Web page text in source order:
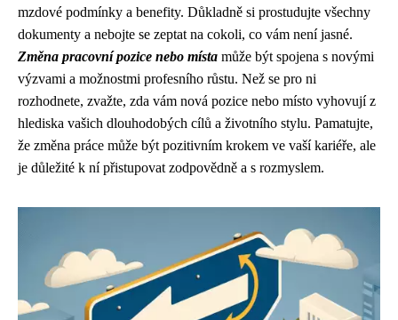
mzdové podmínky a benefity. Důkladně si prostudujte všechny
dokumenty a nebojte se zeptat na cokoli, co vám není jasné.
Změna pracovní pozice nebo místa může být spojena s novými
výzvami a možnostmi profesního růstu. Než se pro ni
rozhodnete, zvažte, zda vám nová pozice nebo místo vyhovují z
hlediska vašich dlouhodobých cílů a životního stylu. Pamatujte,
že změna práce může být pozitivním krokem ve vaší kariéře, ale
je důležité k ní přistupovat zodpovědně a s rozmyslem.